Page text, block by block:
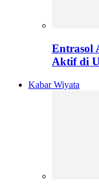
Entrasol
Aktif di
Kabar Wiyata